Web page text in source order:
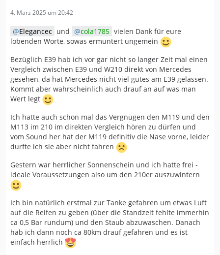
4. März 2025 um 20:42
Elegancec und cola1785 vielen Dank für eure
lobenden Worte, sowas ermuntert ungemein
Bezüglich E39 hab ich vor gar nicht so langer Zeit mal einen
Vergleich zwischen E39 und W210 direkt von Mercedes
gesehen, da hat Mercedes nicht viel gutes am E39 gelassen.
Kommt aber wahrscheinlich auch drauf an auf was man
Wert legt
Ich hatte auch schon mal das Vergnügen den M119 und den
M113 im 210 im direkten Vergleich hören zu dürfen und
vom Sound her hat der M119 definitiv die Nase vorne, leider
durfte ich sie aber nicht fahren
Gestern war herrlicher Sonnenschein und ich hatte frei -
ideale Voraussetzungen also um den 210er auszuwintern
Ich bin natürlich erstmal zur Tanke gefahren um etwas Luft
auf die Reifen zu geben (über die Standzeit fehlte immerhin
ca 0,5 Bar rundum) und den Staub abzuwaschen. Danach
hab ich dann noch ca 80km drauf gefahren und es ist
einfach herrlich